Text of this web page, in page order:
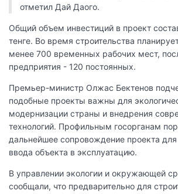
отметил Дай Даого.
Общий объем инвестиций в проект
тенге. Во время строительства
менее 700 временных рабочих мест,
предприятия - 120 постоянных.
Премьер-министр Олжас Бектенов
подобные проекты важны для
модернизации страны и внедрения
технологий. Профильным госорганам
дальнейшее сопровождение проекта
ввода объекта в эксплуатацию.
В управлении экологии и окружающей
сообщали, что предварительно для